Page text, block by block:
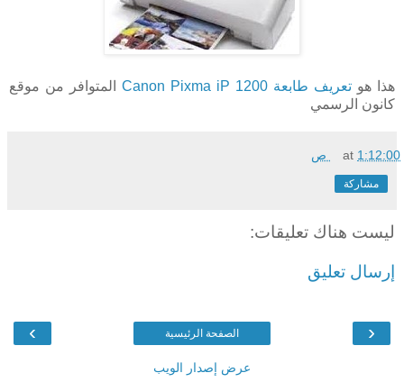
هذا هو تعريف طابعة Canon Pixma iP 1200
المتوافر من موقع
كانون الرسمي
at 1:12:00 ص
مشاركة
ليست هناك تعليقات:
إرسال تعليق
‹
› الصفحة الرئيسية
عرض إصدار الويب